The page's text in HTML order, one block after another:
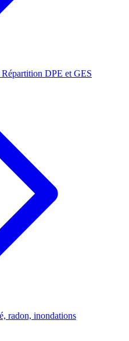
Répartition DPE et GES
radon, inondations